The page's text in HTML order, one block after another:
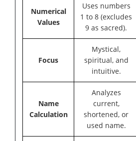
Numerical
Values
Uses numbers
1 to 8 (excludes
9 as sacred).
Focus
Mystical,
spiritual, and
intuitive.
Name
Calculation
Analyzes
current,
shortened, or
used name.